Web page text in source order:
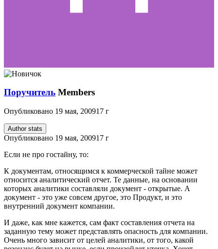
Поручитель Members
Опубликовано 19 мая, 200917 г
Author stats
Опубликовано 19 мая, 200917 г
Если не про гостайну, то:
К документам, относящимся к коммерческой тайне может
относится аналитический отчет. Те данные, на основании
которых аналитики составляли документ - открытые. А
документ - это уже совсем другое, это Продукт, и это
внутренний документ компании.
И даже, как мне кажется, сам факт составления отчета на
заданную тему может представлять опасность для компании.
Очень много зависит от целей аналитики, от того, какой